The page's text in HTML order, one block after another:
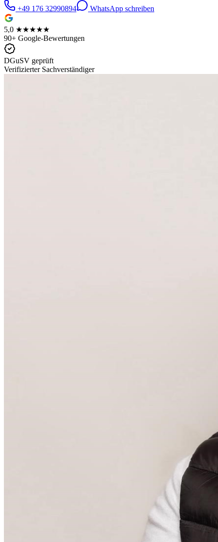
+49 176 32990894
WhatsApp schreiben
5,0 ★★★★★
90+ Google-Bewertungen
DGuSV geprüft
Verifizierter Sachverständiger